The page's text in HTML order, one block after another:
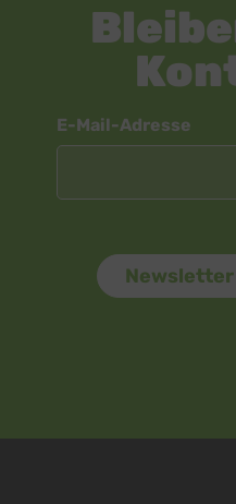
E-Mail-Adresse